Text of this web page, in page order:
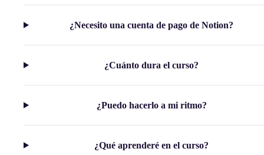
¿Necesito una cuenta de pago de Notion?
¿Cuánto dura el curso?
¿Puedo hacerlo a mi ritmo?
¿Qué aprenderé en el curso?